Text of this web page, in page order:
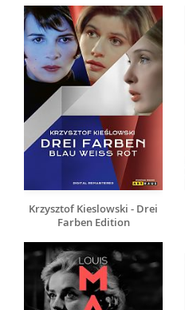
Krzysztof Kieslowski - Drei
Farben Edition